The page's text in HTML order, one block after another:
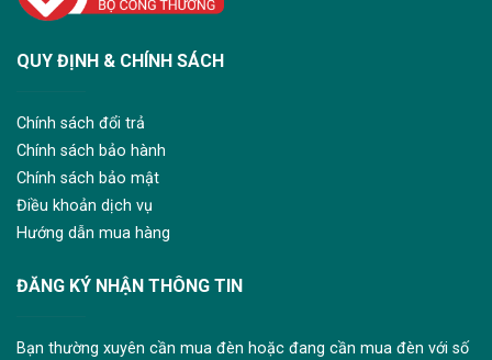
QUY ĐỊNH & CHÍNH SÁCH
Chính sách đổi trả
Chính sách bảo hành
Chính sách bảo mật
Điều khoản dịch vụ
Hướng dẫn mua hàng
ĐĂNG KÝ NHẬN THÔNG TIN
Bạn thường xuyên cần mua đèn hoặc đang cần mua đèn với số